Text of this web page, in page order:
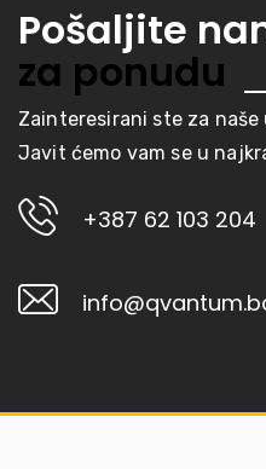
Pošaljite
za ponudu
Zainteresirani ste za
Javit ćemo vam se u
+387 62 103 204